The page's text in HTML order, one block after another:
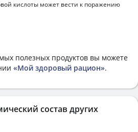
кислоты может вести к поражению
полезных продуктов вы можете
«Мой здоровый рацион».
состав других